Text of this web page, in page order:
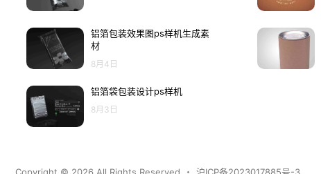
铝箔包装效果图ps样机生成素
材
8月4日
铝箔袋包装设计ps样机
8月3日